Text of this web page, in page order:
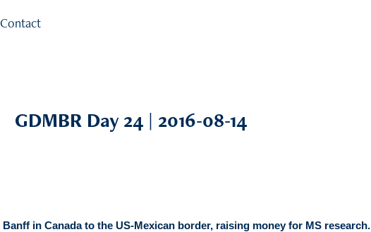
Contact
GDMBR Day 24 | 2016-08-14
in Canada to the US-Mexican border, raising money for MS research.